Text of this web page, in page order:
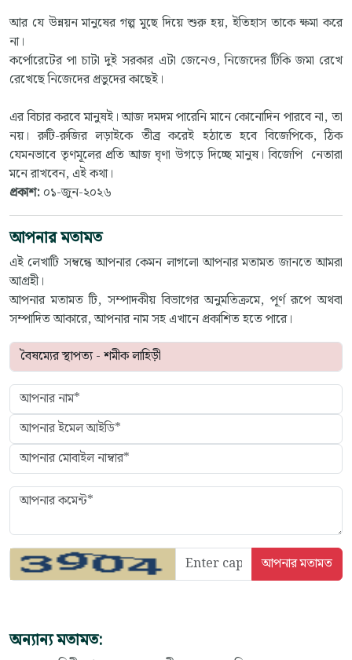
আর যে উন্নয়ন মানুষের গল্প মুছে দিয়ে শুরু হয়, ইতিহাস তাকে ক্ষমা করে
না।
কর্পোরেটের পা চাটা দুই সরকার এটা জেনেও, নিজেদের টিকি জমা রেখে
রেখেছে নিজেদের প্রভুদের কাছেই।
এর বিচার করবে মানুষই। আজ দমদম পারেনি মানে কোনোদিন পারবে না, তা
নয়। রুটি-রুজির লড়াইকে তীব্র করেই হঠাতে হবে বিজেপিকে, ঠিক
যেমনভাবে তৃণমূলের প্রতি আজ ঘৃণা উগড়ে দিচ্ছে মানুষ। বিজেপি নেতারা
মনে রাখবেন, এই কথা।
প্রকাশ: ০১-জুন-২০২৬
আপনার মতামত
এই লেখাটি সম্বন্ধে আপনার কেমন লাগলো আপনার মতামত জানতে আমরা
আগ্রহী।
আপনার মতামত টি, সম্পাদকীয় বিভাগের অনুমতিক্রমে, পূর্ণ রূপে অথবা
সম্পাদিত আকারে, আপনার নাম সহ এখানে প্রকাশিত হতে পারে।
অন্যান্য মতামত: